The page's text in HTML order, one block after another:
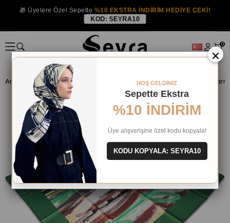
🎁 Üyelere Özel Sepette %10 EKSTRA İNDİRİM HEDİYE ÇEKİ!
KOD: SEYRA10
0
Anasayfa İPEK EŞARP Aker İpek 2024 Yaz
×
HOŞ GELDİNİZ
Sepette Ekstra
%10 İNDİRİM
Üye alışverişine özel kodu kopyala!
KODU KOPYALA: SEYRA10